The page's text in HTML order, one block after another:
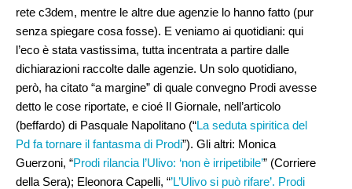
rete c3dem, mentre le altre due agenzie lo hanno fatto (pur
senza spiegare cosa fosse). E veniamo ai quotidiani: qui
l’eco è stata vastissima, tutta incentrata a partire dalle
dichiarazioni raccolte dalle agenzie. Un solo quotidiano,
però, ha citato “a margine” di quale convegno Prodi avesse
detto le cose riportate, e cioé Il Giornale, nell’articolo
(beffardo) di Pasquale Napolitano (“La seduta spiritica del
Pd fa tornare il fantasma di Prodi”). Gli altri: Monica
Guerzoni, “Prodi rilancia l’Ulivo: ‘non è irripetibile’” (Corriere
della Sera); Eleonora Capelli, “’L’Ulivo si può rifare’. Prodi